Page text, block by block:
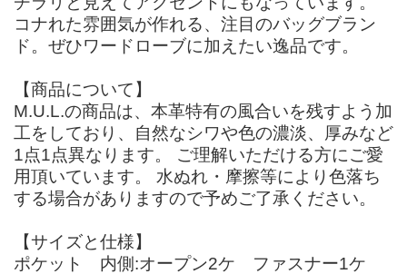
コナれた雰囲気が作れる、注目のバッグブラン
ド。ぜひワードローブに加えたい逸品です。
【商品について】
M.U.L.の商品は、本革特有の風合いを残すよう加
工をしており、自然なシワや色の濃淡、厚みなど
1点1点異なります。 ご理解いただける方にご愛
用頂いています。 水ぬれ・摩擦等により色落ち
する場合がありますので予めご了承ください。
【サイズと仕様】
ポケット 内側:オープン2ケ ファスナー1ケ